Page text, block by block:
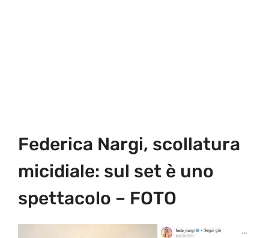
Federica Nargi, scollatura
micidiale: sul set è uno
spettacolo – FOTO